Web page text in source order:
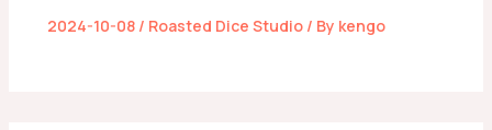
2024-10-08 / Roasted Dice Studio/ By kengo